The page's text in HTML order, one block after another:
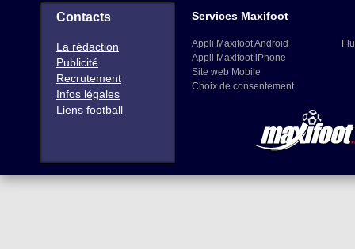
Contacts
La rédaction
Publicité
Recrutement
Infos légales
Liens football
Services Maxifoot
Appli Maxifoot Android
Appli Maxifoot iPhone
Site web Mobile
Choix de consentement